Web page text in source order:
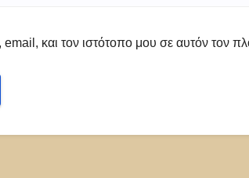
και τον ιστότοπο μου σε αυτόν τον